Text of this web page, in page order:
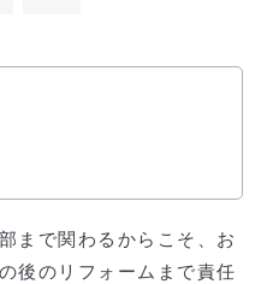
まで関わるからこそ、お
後のリフォームまで責任